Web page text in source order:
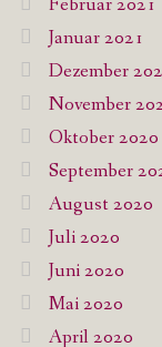
Januar 2021
Dezember
November
Oktober 2020
September
August 2020
Juli 2020
Juni 2020
Mai 2020
April 2020